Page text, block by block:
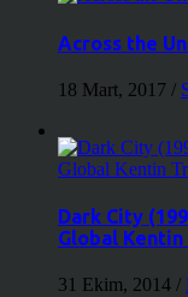
Across the
18 Mart, 2017 /
Dark City
Global
31 Ekim, 2014 /